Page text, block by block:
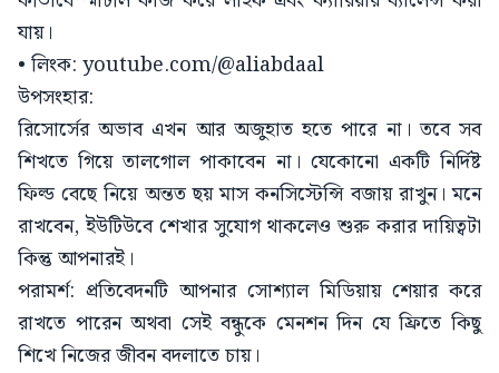
যায়।
• লিংক: youtube.com/@aliabdaal
উপসংহার:
রিসোর্সের অভাব এখন আর অজুহাত হতে পারে না। তবে সব
শিখতে গিয়ে তালগোল পাকাবেন না। যেকোনো একটি নির্দিষ্ট
ফিল্ড বেছে নিয়ে অন্তত ছয় মাস কনসিস্টেন্সি বজায় রাখুন। মনে
রাখবেন, ইউটিউবে শেখার সুযোগ থাকলেও শুরু করার দায়িত্বটা
কিন্তু আপনারই।
পরামর্শ: প্রতিবেদনটি আপনার সোশ্যাল মিডিয়ায় শেয়ার করে
রাখতে পারেন অথবা সেই বন্ধুকে মেনশন দিন যে ফ্রিতে কিছু
শিখে নিজের জীবন বদলাতে চায়।